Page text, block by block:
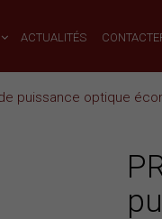
ACTUALITÉS
de puissance optique